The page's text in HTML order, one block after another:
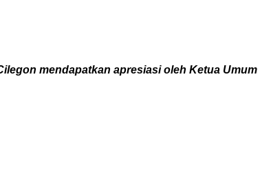
mendapatkan apresiasi oleh Ketua Umum